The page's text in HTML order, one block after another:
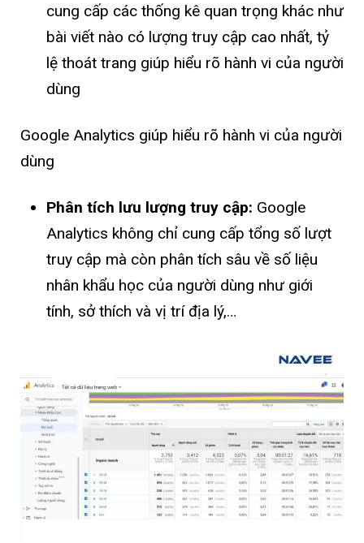
cung cấp các thống kê quan trọng khác như
bài viết nào có lượng truy cập cao nhất, tỷ
lệ thoát trang giúp hiểu rõ hành vi của người
dùng
Google Analytics giúp hiểu rõ hành vi của người
dùng
Phân tích lưu lượng truy cập: Google
Analytics không chỉ cung cấp tổng số lượt
truy cập mà còn phân tích sâu về số liệu
nhân khẩu học của người dùng như giới
tính, sở thích và vị trí địa lý,…